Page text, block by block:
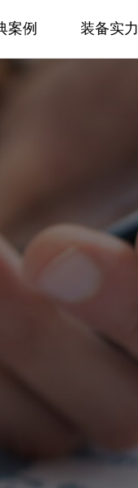
案例 装备实力